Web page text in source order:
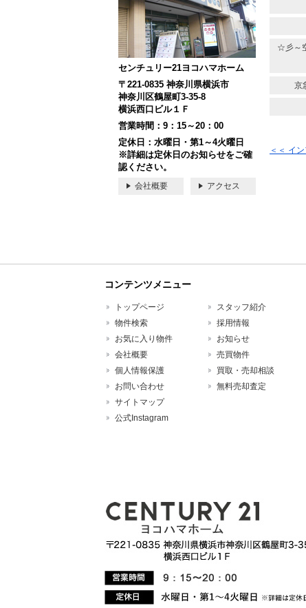
☆彡～
京
＜＜ イ
センチュリー21ヨコハマホーム
〒221-0835 神奈川県横浜市
神奈川区鶴屋町3-35-8
横浜西口ビル１Ｆ
営業時間：9：15～20：00
定休日：水曜日・第1～4火曜日
※詳細は定休日のお知らせをご確
認ください。
会社概要 アクセス
コンテンツメニュー
トップページ
物件検索
お気に入り物件
会社概要
個人情報保護
お問い合わせ
サイトマップ
公式Instagram
スタッフ紹介
採用情報
お知らせ
売買物件
買取・売却相談
無料売却査定